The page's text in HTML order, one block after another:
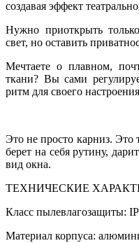
создавая эффект
Нужно приоткрыть
свет, но оставить
Мечтаете о плавном,
ткани? Вы сами
ритм для своего
Это не просто карниз.
берет на себя рутину,
вид окна.
ТЕХНИЧЕСКИЕ
Класс пылевлагозащиты:
Материал корпуса: